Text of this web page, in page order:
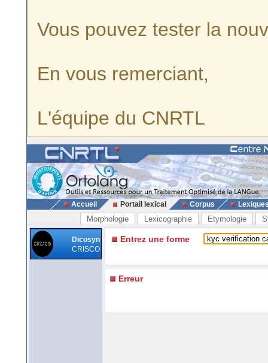
Vous pouvez tester la
En vous remerciant,
L'équipe du CNRTL
Accueil Portail lexical Corpus
Morphologie Lexicographie Etymologie
Dicosyn
CRISCO
Entrez une forme
Erreur